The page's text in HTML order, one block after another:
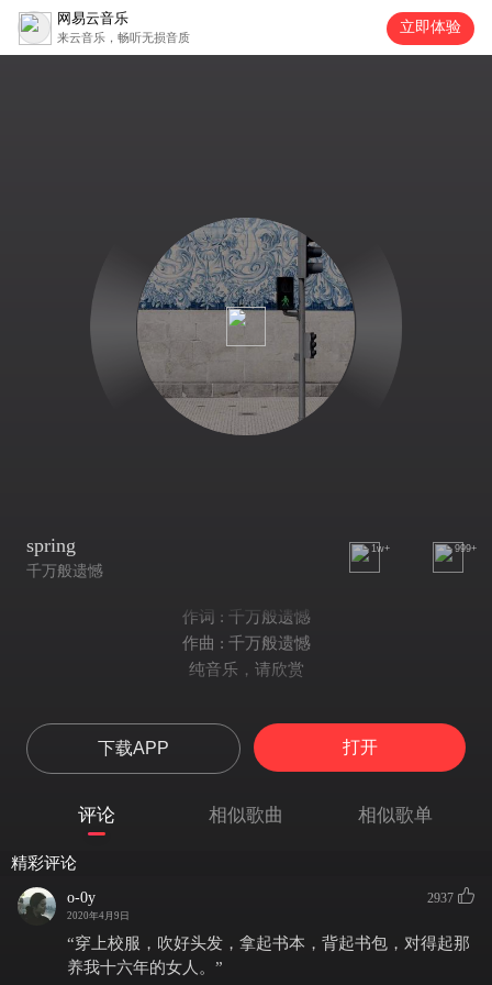
网易云音乐
来云音乐，畅听无损音质
立即体验
spring
千万般遗憾
1w+ 999+
作词 : 千万般遗憾
作曲 : 千万般遗憾
纯音乐，请欣赏
下载APP 打开
评论 相似歌曲 相似歌单
精彩评论
o-0y
2020年4月9日
2937
“穿上校服，吹好头发，拿起书本，背起书包，对得起那
养我十六年的女人。”